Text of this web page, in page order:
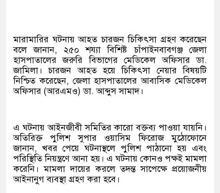
মারামারির ঘটনায় আহত চারজন চিকিৎসা গ্রহণ করেছেন
বলে জানান, ২৫০ শয্যা বিশিষ্ট চাঁপাইনবাবগঞ্জ জেলা
হাসপাতালের জরুরি বিভাগের মেডিকেল অফিসার ডা.
জামিলা। চারজন আহত হয়ে চিকিৎসা নেয়ার বিষয়টি
নিশ্চিত করেছেন, জেলা হাসপাতালের আবাসিক মেডিকেল
অফিসার (আরএমও) ডা. আব্দুস সামাদ।
এ ঘটনায় আইনজীবী সমিতির কারো বক্তব্য পাওয়া যায়নি।
অতিরিক্ত পুলিশ সুপার ওয়াসিম ফিরোজ মুঠোফোনে
জানান, খবর পেয়ে ঘটনাস্থলে পুলিশ পাঠানো হয় এবং
পরিস্থিতি নিয়ন্ত্রণে আনা হয়। এ ঘটনায় কোনও পক্ষই মামলা
করেনি। মামলা দায়ের করলে তদন্ত সাপেক্ষে প্রয়োজনীয়
আইনানুগ ব্যবস্থা গ্রহণ করা হবে।